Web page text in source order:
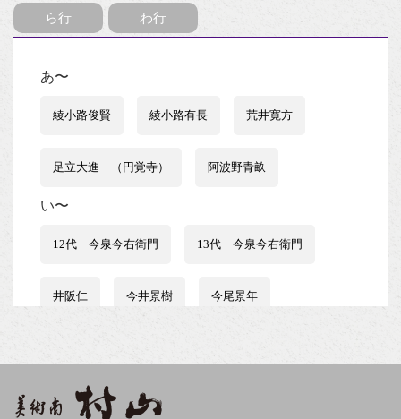
ら行 わ行
あ〜
綾小路俊賢 綾小路有長 荒井寛方
足立大進 （円覚寺） 阿波野青畝
い〜
12代 今泉今右衛門 13代 今泉今右衛門
井阪仁 今井景樹 今尾景年
石田波郷 石黒宗麿